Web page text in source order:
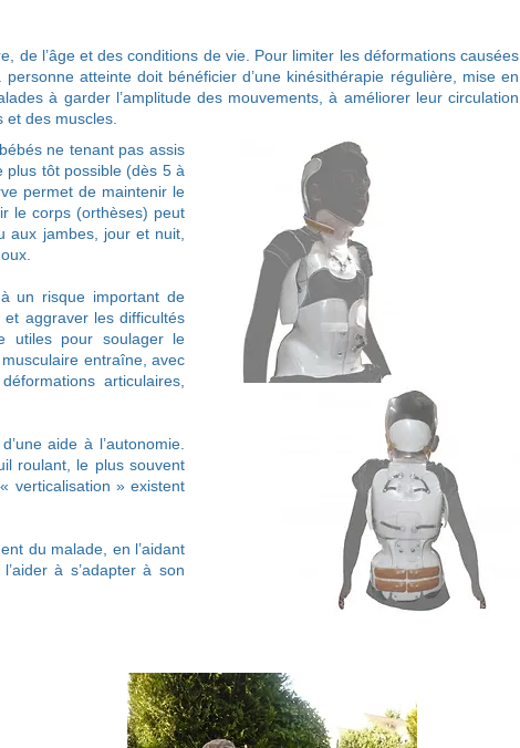
de l’âge et des conditions de vie. Pour limiter les déformations causées
atteinte doit bénéficier d’une kinésithérapie régulière, mise en
à garder l’amplitude des mouvements, à améliorer leur circulation
des muscles.
ne tenant pas assis
plus tôt possible (dès 5 à
permet de maintenir le
le corps (orthèses) peut
aux jambes, jour et nuit,
à un risque important de
aggraver les difficultés
utiles pour soulager le
entraîne, avec
articulaires,
aide à l’autonomie.
roulant, le plus souvent
verticalisation » existent
du malade, en l’aidant
à s’adapter à son